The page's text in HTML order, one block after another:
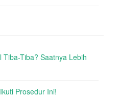
Tiba? Saatnya Lebih
Prosedur Ini!